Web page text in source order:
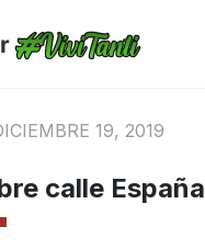
19, 2019
calle España